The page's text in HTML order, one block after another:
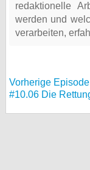
redaktionelle
werden und
verarbeiten,
Vorherige
#10.06 Die